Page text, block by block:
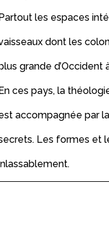
les espaces
dont les
grande d’Occident
ces pays, la
accompagnée par
Les formes et